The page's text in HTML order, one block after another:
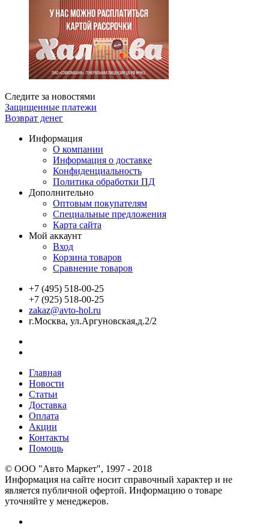
Следите за новостями
Защищенные платежи
Возврат денег
Информация
О компании
Информация о доставке
Конфиденциальность
Политика обработки ПД
Дополнительно
Оптовым покупателям
Специальные предложения
Карта сайта
Мой аккаунт
Вход
Корзина товаров
Сравнение товаров
+7 (495) 518-00-25
+7 (925) 518-00-25
zakaz@avto-hol.ru
г.Москва, ул.Аргуновская,д.2/2
Главная
Новости
Статьи
Доставка
Оплата
Акции
Контакты
Помощь
© OOO "Авто Маркет", 1997 - 2018
Информация на сайте носит справочный характер и не
является публичной офертой. Информацию о товаре
уточняйте у менеджеров.